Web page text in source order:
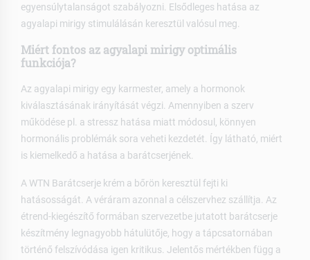
egyensúlytalanságot szabályozni. Elsődleges hatása az
agyalapi mirigy stimulálásán keresztül valósul meg.
Miért fontos az agyalapi mirigy optimális
funkciója?
Az agyalapi mirigy egy karmester, amely a hormonok
kiválasztásának irányítását végzi. Amennyiben a szerv
működése pl. a stressz hatása miatt módosul, könnyen
hormonális problémák sora veheti kezdetét. Így látható, miért
is kiemelkedő a hatása a barátcserjének.
A WTN Barátcserje krém a bőrön keresztül fejti ki
hatásosságát. A véráram azonnal a célszervhez szállítja. Az
étrend-kiegészítő formában szervezetbe jutatott barátcserje
készítmény legnagyobb hátulütője, hogy a tápcsatornában
történő felszívódása igen kritikus. Jelentős mértékben függ a